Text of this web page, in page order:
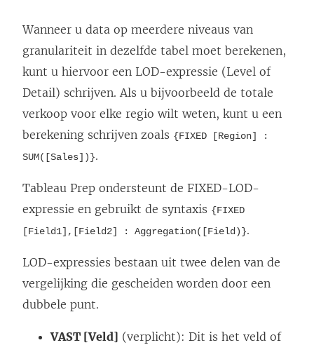
Wanneer u data op meerdere niveaus van
granulariteit in dezelfde tabel moet berekenen,
kunt u hiervoor een LOD-expressie (Level of
Detail) schrijven. Als u bijvoorbeeld de totale
verkoop voor elke regio wilt weten, kunt u een
berekening schrijven zoals {FIXED [Region] :
SUM([Sales])}.
Tableau Prep ondersteunt de FIXED-LOD-
expressie en gebruikt de syntaxis {FIXED
[Field1],[Field2] : Aggregation([Field)}.
LOD-expressies bestaan uit twee delen van de
vergelijking die gescheiden worden door een
dubbele punt.
VAST [Veld] (verplicht): Dit is het veld of